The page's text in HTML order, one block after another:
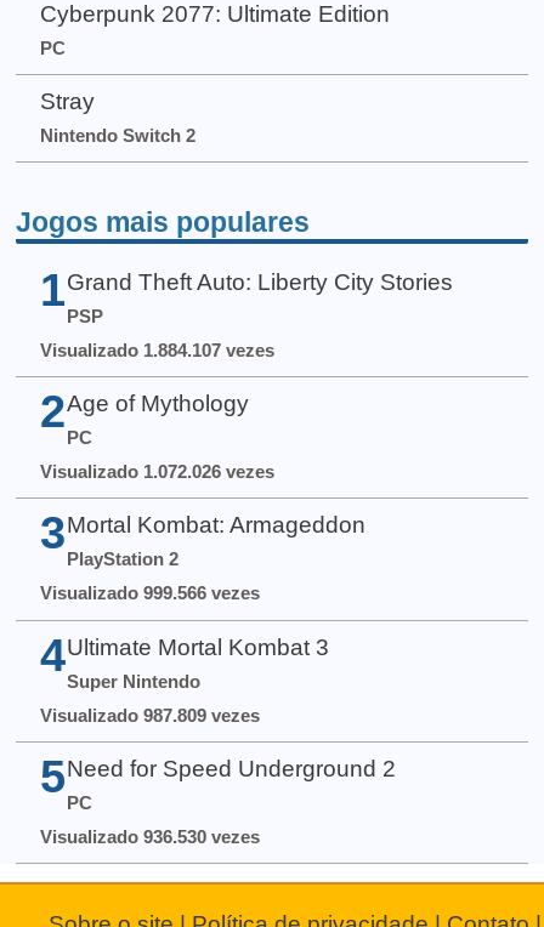
Cyberpunk 2077: Ultimate Edition
PC
Stray
Nintendo Switch 2
Jogos mais populares
1 Grand Theft Auto: Liberty City Stories
PSP
Visualizado 1.884.107 vezes
2 Age of Mythology
PC
Visualizado 1.072.026 vezes
3 Mortal Kombat: Armageddon
PlayStation 2
Visualizado 999.566 vezes
4 Ultimate Mortal Kombat 3
Super Nintendo
Visualizado 987.809 vezes
5 Need for Speed Underground 2
PC
Visualizado 936.530 vezes